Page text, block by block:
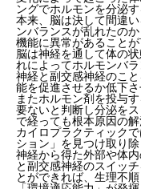
ングでホルモンを分泌
本来、脳は決して間違
ンバランスが乱れたの
機能に異常があることが
脳は神経を通して体の
れによってホルモンバ
神経と副交感神経のこ
能を促進させるか低下さ
またホルモン剤を投与
要ないと判断し分泌を
で経っても根本原因の解
カイロプラクティック
ション」を見つけ取り
神経から得た外部や体
と副交感神経のスイッ
とができれば、生理不